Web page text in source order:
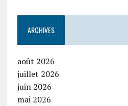
ARCHIVES
août 2026
juillet 2026
juin 2026
mai 2026